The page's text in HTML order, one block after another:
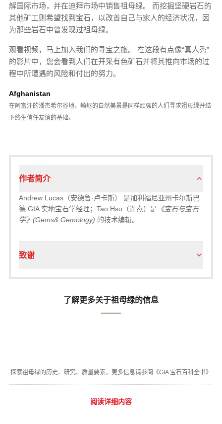
解国际市场，并在迪拜市场中销售祖母绿。 而挖掘坚硬岩石的
其他矿工则希望找到宝石，以改善自己与家人的经济状况，因
为那些岩石中曾发现过祖母绿。
观看视频，马上加入我们的寻宝之旅。 在这段有点像“真人秀”
的影片中，您会看到人们在开采有色矿石并将其推向市场的过
程中所遭遇的风险和付出的努力。
Afghanistan
在阿富汗的潘杰希尔谷地，崎岖的自然美景是同样顽强的人们寻求祖母绿并结
下终生信任友谊的基础。
作者简介
Andrew Lucas（安德鲁·卢卡斯） 是加利福尼亚州卡尔斯巴
德 GIA 实地宝石学经理；Tao Hsu（许焘）是 《宝石与宝石
学》(Gems& Gemology) 的技术编辑。
致谢
了解更多关于祖母绿的信息
探索祖母绿的历史、研究、质量要素，更多信息请参阅《GIA 宝石百科全书》
阅读详细内容